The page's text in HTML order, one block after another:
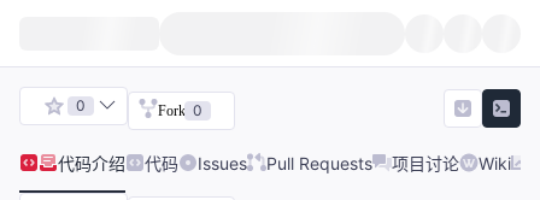
0 Fork 0
代码介绍 代码 Issues Pull Requests 项目讨论 Wiki